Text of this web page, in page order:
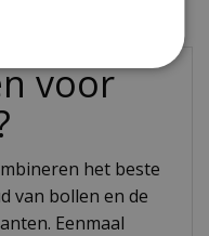
voor
het beste
van bollen en de
Eenmaal